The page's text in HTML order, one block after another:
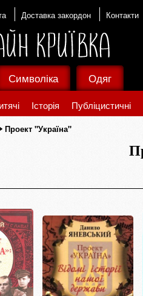
Доставка закордон Контакти
Історія Публіцистичні
Символіка Одяг
Проект "Україна"